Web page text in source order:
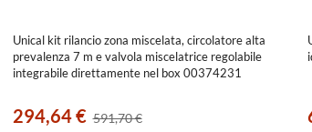
Unical kit rilancio zona miscelata, circolatore alta
prevalenza 7 m e valvola miscelatrice regolabile
integrabile direttamente nel box 00374231
294,64 € 591,70 €